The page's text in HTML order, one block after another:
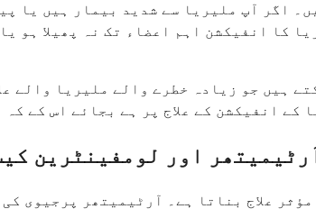
اگر آپ ملیریا سے شدید بیمار ہیں یا
کا انفیکشن اہم اعضاء تک نہ پھیلا ہو
ہیں جو زیادہ خطرے والے ملیریا والے
انفیکشن کے علاج پر ہے بجائے اس کے کہ
اور لومفینٹرین
علاج بناتا ہے۔ آرٹیمیتھر پرجیوی